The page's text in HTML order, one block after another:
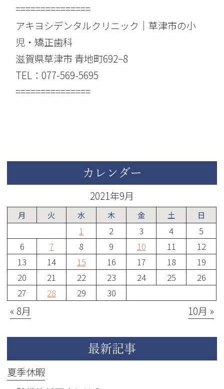
===============
アキヨシデンタルクリニック｜草津市の小
児・矯正歯科
滋賀県草津市 青地町692−8
TEL：077-569-5695
===============
カレンダー
2021年9月
月 火 水 木 金 土 日
1 2 3 4
5
6
7 8 9 10 11
12
13
14 15 16 17 18
19
20
21 22 23 24 25
26
27
28 29 30
« 8月 10月 »
最新記事
夏季休暇